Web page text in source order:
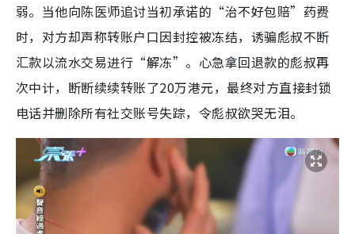
弱。当他向陈医师追讨当初承诺的“治不好包赔”药费
时，对方却声称转账户口因封控被冻结，诱骗彪叔不断
汇款以流水交易进行“解冻”。心急拿回退款的彪叔再
次中计，断断续续转账了20万港元，最终对方直接封锁
电话并删除所有社交账号失踪，令彪叔欲哭无泪。